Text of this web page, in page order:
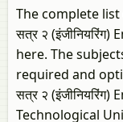
The complete
सत्र २
here. The
required and
सत्र २
Technological